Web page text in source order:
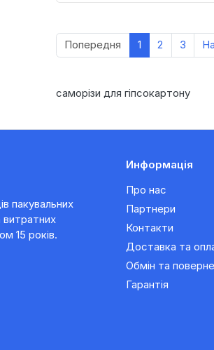
Попередня 1 2 3
саморізи для гіпсокартону
пакувальних
витратних
15 років.
Информація
Про нас
Партнери
Контакти
Доставка та
Обмін та
Гарантія